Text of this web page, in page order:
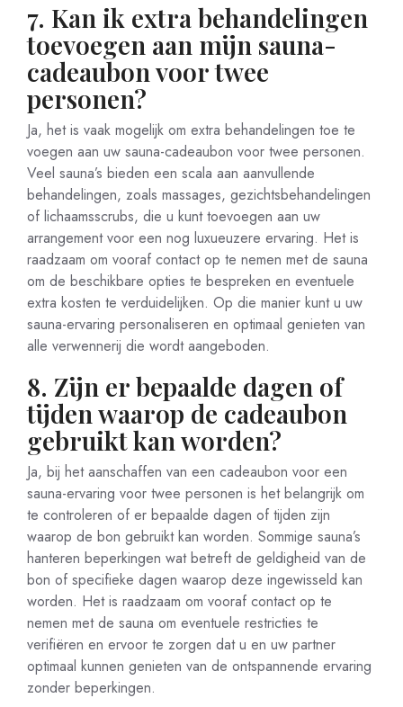
7. Kan ik extra behandelingen
toevoegen aan mijn sauna-
cadeaubon voor twee
personen?
Ja, het is vaak mogelijk om extra behandelingen toe te
voegen aan uw sauna-cadeaubon voor twee personen.
Veel sauna’s bieden een scala aan aanvullende
behandelingen, zoals massages, gezichtsbehandelingen
of lichaamsscrubs, die u kunt toevoegen aan uw
arrangement voor een nog luxueuzere ervaring. Het is
raadzaam om vooraf contact op te nemen met de sauna
om de beschikbare opties te bespreken en eventuele
extra kosten te verduidelijken. Op die manier kunt u uw
sauna-ervaring personaliseren en optimaal genieten van
alle verwennerij die wordt aangeboden.
8. Zijn er bepaalde dagen of
tijden waarop de cadeaubon
gebruikt kan worden?
Ja, bij het aanschaffen van een cadeaubon voor een
sauna-ervaring voor twee personen is het belangrijk om
te controleren of er bepaalde dagen of tijden zijn
waarop de bon gebruikt kan worden. Sommige sauna’s
hanteren beperkingen wat betreft de geldigheid van de
bon of specifieke dagen waarop deze ingewisseld kan
worden. Het is raadzaam om vooraf contact op te
nemen met de sauna om eventuele restricties te
verifiëren en ervoor te zorgen dat u en uw partner
optimaal kunnen genieten van de ontspannende ervaring
zonder beperkingen.